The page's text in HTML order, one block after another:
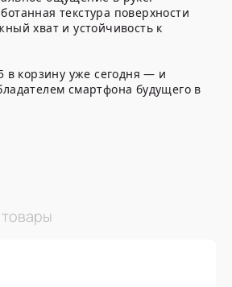
текстура поверхности
хват и устойчивость к
в корзину уже сегодня — и
смартфона будущего в